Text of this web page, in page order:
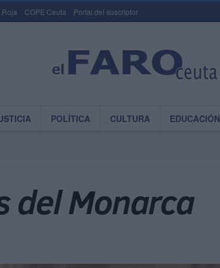
Roja COPE Ceuta Portal del suscriptor
POLÍTICA CULTURA EDUCACIÓN
del Monarca